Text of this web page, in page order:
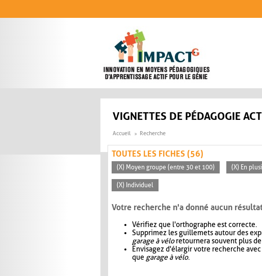
VIGNETTES DE PÉDAGOGIE
Accueil Recherche
TOUTES LES FICHES (56)
(X) Moyen groupe (entre 30 et 100) (X) En
(X) Individuel
Votre recherche n'a donné aucun
Vérifiez que l'orthographe est correcte.
Supprimez les guillemets autour des
garage à véloretournera souvent plus
Envisagez d'élargir votre recherche avec
que garage à vélo.